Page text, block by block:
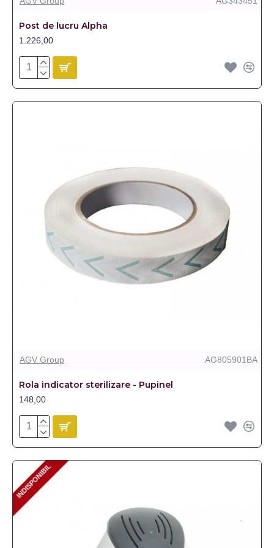
Post de lucru Alpha
1.226,00
AGV Group AG805901BA
Rola indicator sterilizare - Pupinel
148,00
INDISPONIBIL
INDISPONIBIL